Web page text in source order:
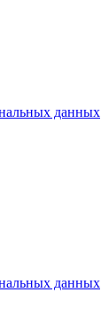
данных
данных